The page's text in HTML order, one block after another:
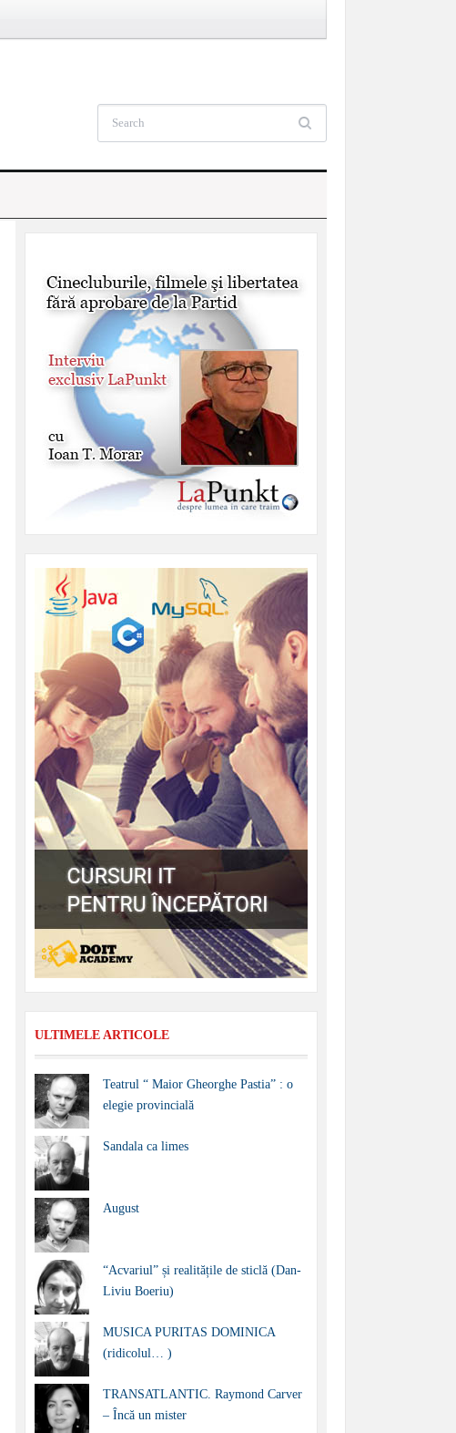
ULTIMELE ARTICOLE
Teatrul “ Maior Gheorghe Pastia” : o
elegie provincială
Sandala ca limes
August
“Acvariul” și realitățile de sticlă (Dan-
Liviu Boeriu)
MUSICA PURITAS DOMINICA
(ridicolul… )
TRANSATLANTIC. Raymond Carver
– Încă un mister